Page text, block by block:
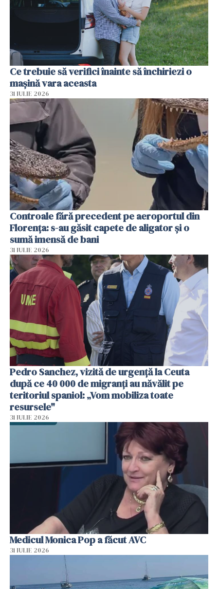
Ce trebuie să verifici înainte să închiriezi o
mașină vara aceasta
31 IULIE 2026
Controale fără precedent pe aeroportul din
Florența: s-au găsit capete de aligator și o
sumă imensă de bani
31 IULIE 2026
Pedro Sanchez, vizită de urgență la Ceuta
după ce 40 000 de migranți au năvălit pe
teritoriul spaniol: „Vom mobiliza toate
resursele"
31 IULIE 2026
Medicul Monica Pop a făcut AVC
31 IULIE 2026